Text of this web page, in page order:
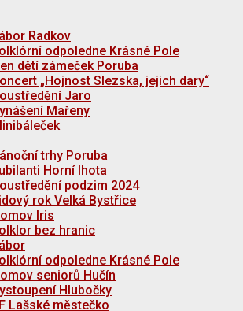
Radkov
odpoledne Krásné Pole
dětí zámeček Poruba
„Hojnost Slezska, jejich dary“
Jaro
Mařeny
trhy Poruba
Horní lhota
podzim 2024
rok Velká Bystřice
Iris
bez hranic
odpoledne Krásné Pole
seniorů Hučín
Hlubočky
Lašské městečko